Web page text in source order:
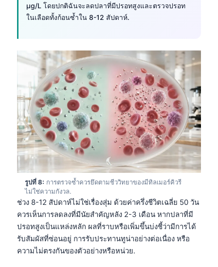
µg/L โดยปกติฉันจะลดปลาที่มีปรอทสูงและตรวจปรอท
ในเลือดทั้งก้อนซ้ำใน 8-12 สัปดาห์.
รูปที่ 8: การตรวจซ้ำควรยึดตามชีววิทยาของมีทิลเมอร์คิวรี
ไม่ใช่ความกังวล.
ช่วง 8-12 สัปดาห์ไม่ใช่เรื่องสุ่ม ด้วยค่าครึ่งชีวิตเฉลี่ย 50 วัน
ควรเห็นการลดลงที่มีนัยสำคัญหลัง 2-3 เดือน หากปลาที่มี
ปรอทสูงเป็นแหล่งหลัก ผลที่ราบหรือเพิ่มขึ้นบ่งชี้ว่ามีการได้
รับสัมผัสที่ซ่อนอยู่ การรับประทานทูน่าอย่างต่อเนื่อง หรือ
ความไม่ตรงกันของตัวอย่างหรือหน่วย.
Lietuvių kalba
Polski
한국어
Slovenščina
Magyar
Shqip
বাংলা
اردو
मराठी
తెలుగు
தமிழ்
ગુજરાતી
ಕನ್ನಡ
Bahasa Melayu
Tiếng Việt